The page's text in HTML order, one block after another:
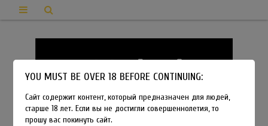
YOU MUST BE OVER 18 BEFORE CONTINUING:
Сайт содержит контент, который предназначен для людей,
старше 18 лет. Если вы не достигли совершеннолетия, то
прошу вас покинуть сайт.